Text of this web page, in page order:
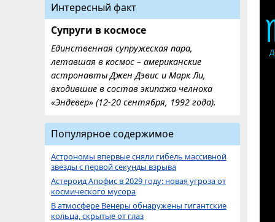
Интересный факт
Супруги в космосе
Единственная супружеская пара,
летавшая в космос – американские
астронавты Джен Дэвис и Марк Ли,
входившие в состав экипажа челнока
«Эндевер» (12-20 сентября, 1992 года).
Популярное содержимое
Астрономы впервые сняли гибель массивной
звезды с первой секунды взрыва
Астероид Апофис в 2029 году: новая угроза от
космического мусора
В атмосфере Венеры обнаружены гигантские
кольца, скрытые от глаз